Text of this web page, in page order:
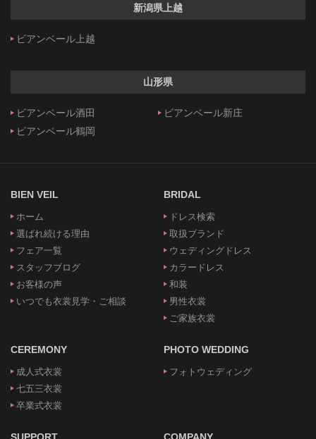
新潟県上越
ビアンベール上越
山形県
ビアンベール酒田
ビアンベール新庄
ビアンベール鶴岡
BIEN VEIL
ホーム
選ばれ続ける理由
フェア一覧
スタッフブログ
お客様の声
いつでも衣裳見学・ご相談
BRIDAL
ドレス検索
取扱ブランド
ウェディングドレス
カラードレス
和装
男性衣裳
ご家族衣裳
CEREMONY
成人式衣裳
七五三衣裳
卒業式衣裳
PHOTO WEDDING
フォトウェディング